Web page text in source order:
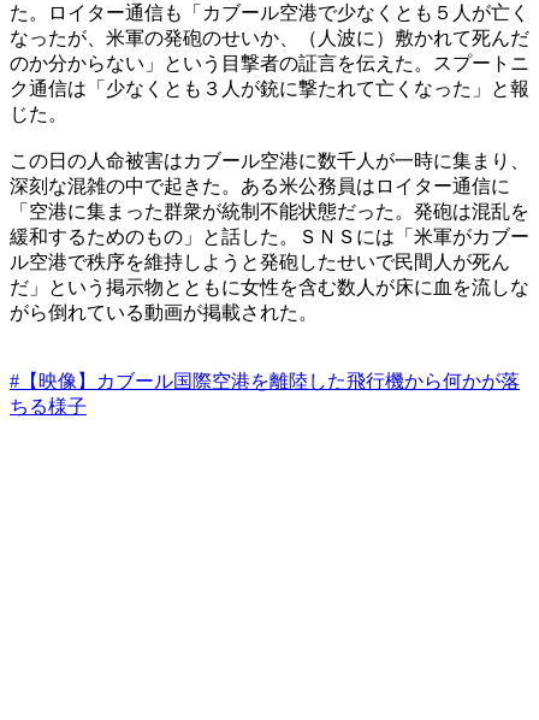
た。ロイター通信も「カブール空港で少なくとも５人が亡く
なったが、米軍の発砲のせいか、（人波に）敷かれて死んだ
のか分からない」という目撃者の証言を伝えた。スプートニ
ク通信は「少なくとも３人が銃に撃たれて亡くなった」と報
じた。
この日の人命被害はカブール空港に数千人が一時に集まり、
深刻な混雑の中で起きた。ある米公務員はロイター通信に
「空港に集まった群衆が統制不能状態だった。発砲は混乱を
緩和するためのもの」と話した。ＳＮＳには「米軍がカブー
ル空港で秩序を維持しようと発砲したせいで民間人が死ん
だ」という掲示物とともに女性を含む数人が床に血を流しな
がら倒れている動画が掲載された。
#【映像】カブール国際空港を離陸した飛行機から何かが落
ちる様子